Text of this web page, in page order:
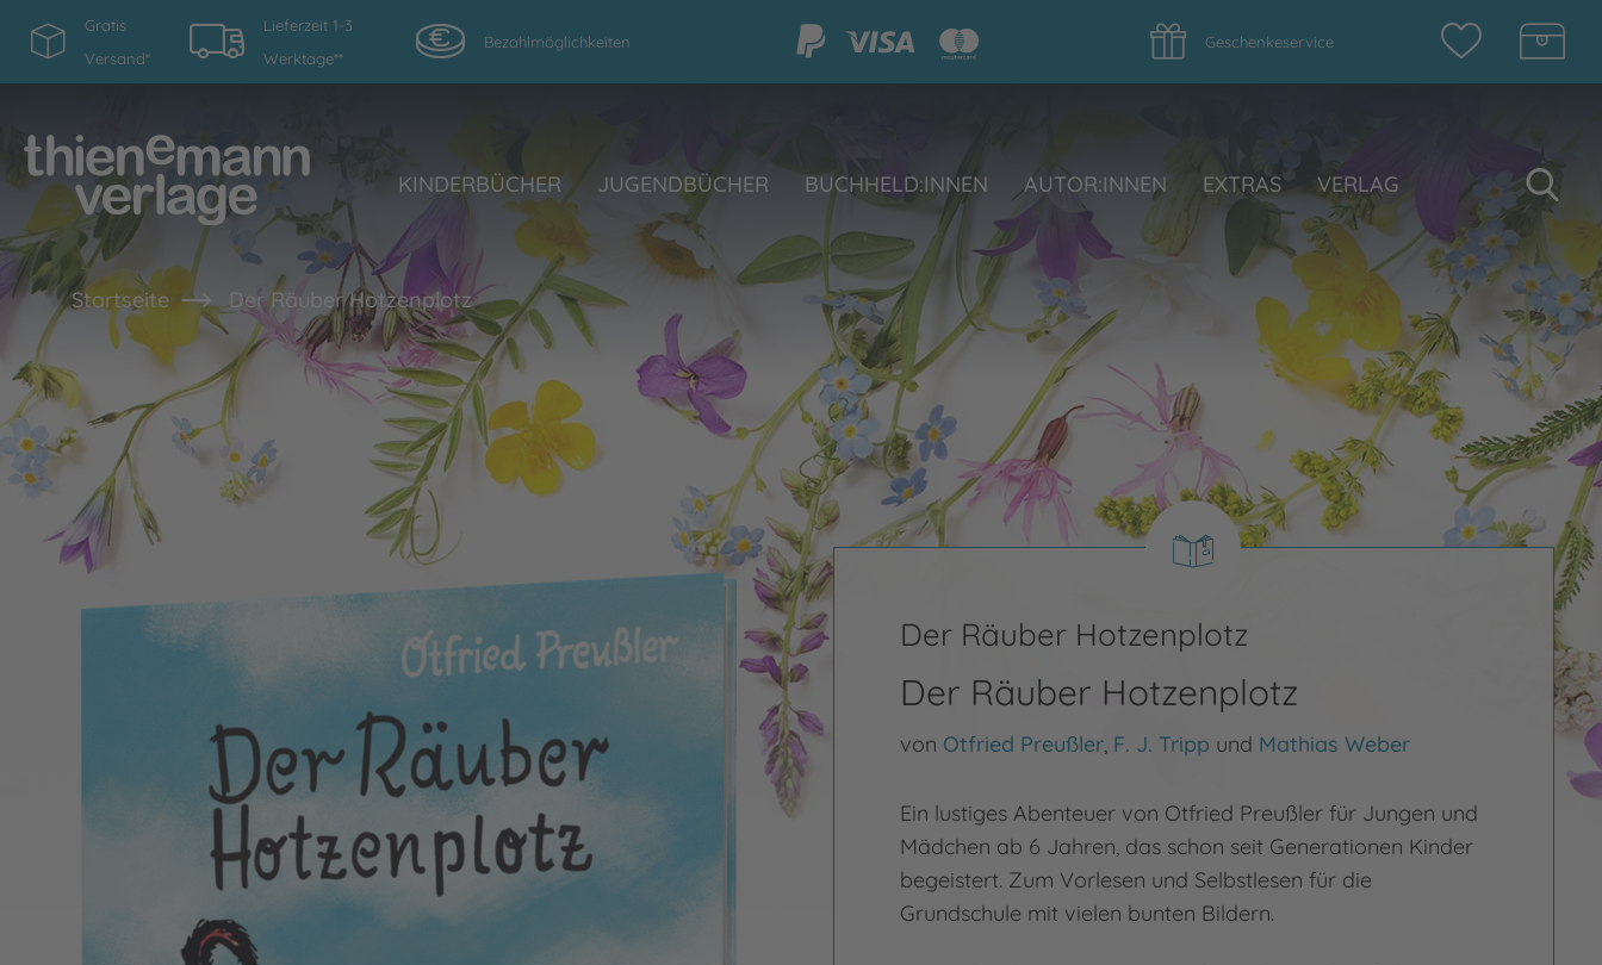
Gratis
Versand*
Lieferzeit 1-3
Werktage**
Bezahlmöglichkeiten Geschenkeservice
KINDERBÜCHER JUGENDBÜCHER BUCHHELD:INNEN AUTOR:INNEN EXTRAS VERLAG
Startseite Der Räuber Hotzenplotz
Der Räuber Hotzenplotz
Der Räuber Hotzenplotz
von Otfried Preußler, F. J. Tripp und Mathias Weber
Ein lustiges Abenteuer von Otfried Preußler für Jungen und
Mädchen ab 6 Jahren, das schon seit Generationen Kinder
begeistert. Zum Vorlesen und Selbstlesen für die
Grundschule mit vielen bunten Bildern.